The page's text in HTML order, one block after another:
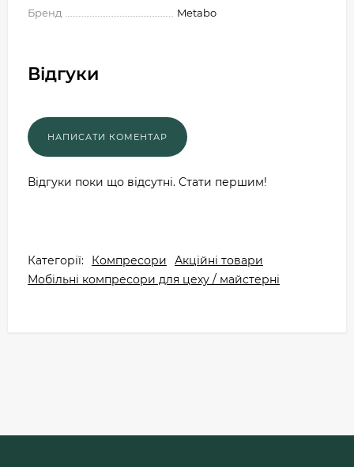
Бренд
Metabo
Відгуки
Відгуки поки що відсутні. Стати першим!
Категорії: Компресори
Акційні товари
Мобільні компресори для цеху / майстерні